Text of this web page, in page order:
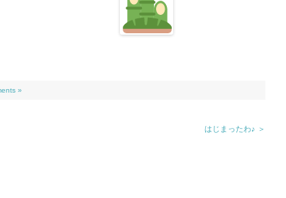
»
はじまったわ♪ ＞